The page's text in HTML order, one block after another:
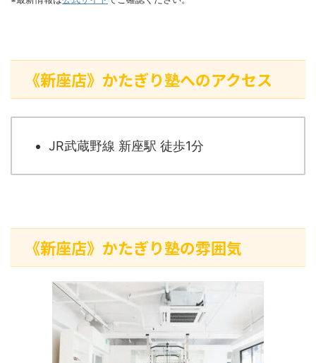
《新座店》かたぎり塾へのアクセス
JR武蔵野線 新座駅 徒歩1分
《新座店》かたぎり塾の雰囲気